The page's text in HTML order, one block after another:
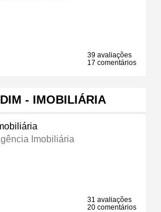
39 avaliações
17 comentários
- IMOBILIÁRIA
Imobiliária
31 avaliações
20 comentários